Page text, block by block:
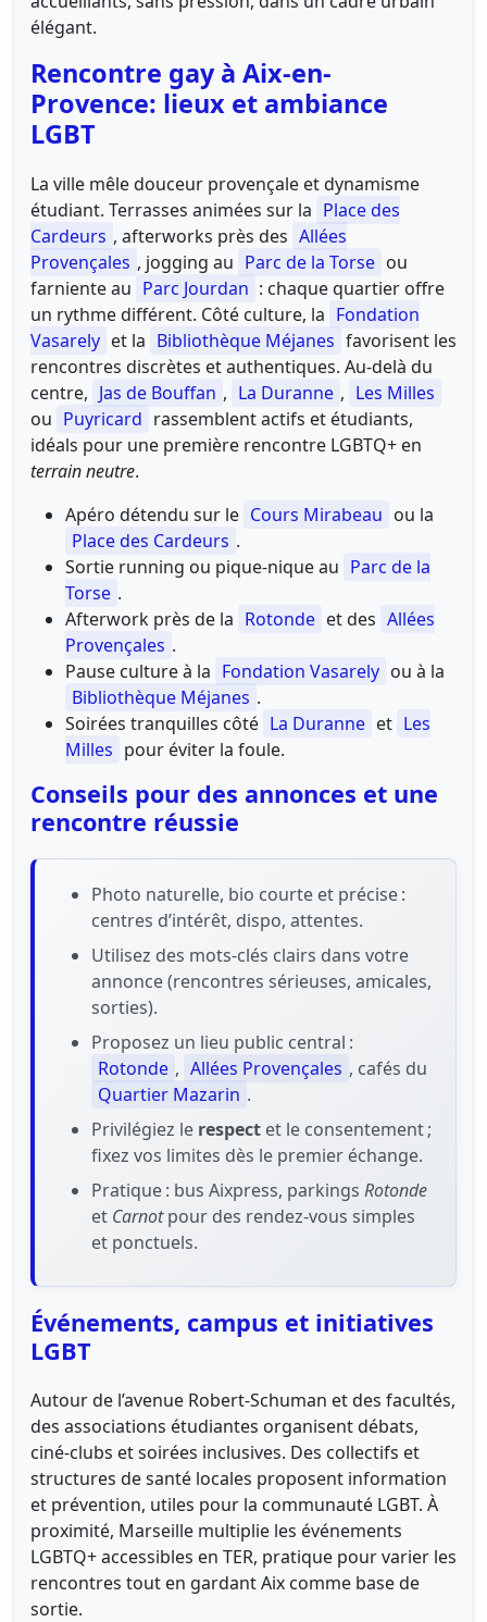
élégant.
Rencontre gay à Aix-en-
Provence: lieux et ambiance
LGBT
La ville mêle douceur provençale et dynamisme
étudiant. Terrasses animées sur la Place des
Cardeurs , afterworks près des Allées
Provençales , jogging au Parc de la Torse ou
farniente au Parc Jourdan : chaque quartier offre
un rythme différent. Côté culture, la Fondation
Vasarely et la Bibliothèque Méjanes favorisent les
rencontres discrètes et authentiques. Au-delà du
centre, Jas de Bouffan , La Duranne , Les Milles
ou Puyricard rassemblent actifs et étudiants,
idéals pour une première rencontre LGBTQ+ en
terrain neutre.
Apéro détendu sur le Cours Mirabeau ou la
Place des Cardeurs .
Sortie running ou pique-nique au Parc de la
Torse .
Afterwork près de la Rotonde et des Allées
Provençales .
Pause culture à la Fondation Vasarely ou à la
Bibliothèque Méjanes .
Soirées tranquilles côté La Duranne et Les
Milles pour éviter la foule.
Conseils pour des annonces et une
rencontre réussie
Photo naturelle, bio courte et précise :
centres d’intérêt, dispo, attentes.
Utilisez des mots-clés clairs dans votre
annonce (rencontres sérieuses, amicales,
sorties).
Proposez un lieu public central :
Rotonde , Allées Provençales , cafés du
Quartier Mazarin .
Privilégiez le respect et le consentement ;
fixez vos limites dès le premier échange.
Pratique : bus Aixpress, parkings Rotonde
et Carnotpour des rendez-vous simples
et ponctuels.
Événements, campus et initiatives
LGBT
Autour de l’avenue Robert-Schuman et des facultés,
des associations étudiantes organisent débats,
ciné-clubs et soirées inclusives. Des collectifs et
structures de santé locales proposent information
et prévention, utiles pour la communauté LGBT. À
proximité, Marseille multiplie les événements
LGBTQ+ accessibles en TER, pratique pour varier les
rencontres tout en gardant Aix comme base de
sortie.